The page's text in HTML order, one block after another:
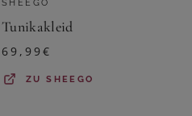
SHEEGO
Tunikakleid
69,99€
ZUSHEEGO